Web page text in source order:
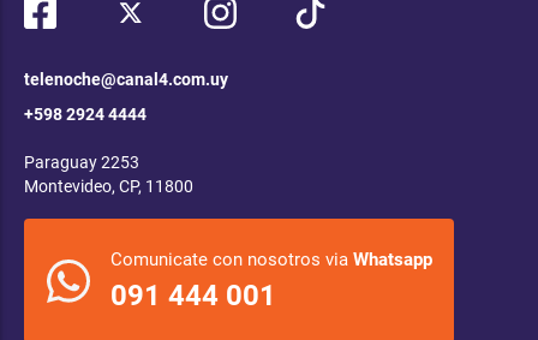
telenoche@canal4.com.uy
+598 2924 4444
Paraguay 2253
Montevideo, CP, 11800
Comunicate con nosotros via Whatsapp
091 444 001